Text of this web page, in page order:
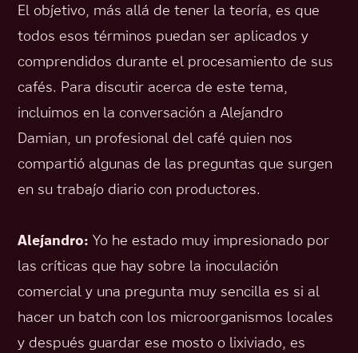
El objetivo, más allá de tener la teoría, es que
todos esos términos puedan ser aplicados y
comprendidos durante el procesamiento de sus
cafés. Para discutir acerca de este tema,
incluimos en la conversación a Alejandro
Damian, un profesional del café quien nos
compartió algunas de las preguntas que surgen
en su trabajo diario con productores.
Alejandro: Yo he estado muy impresionado por
las críticas que hay sobre la inoculación
comercial y una pregunta muy sencilla es si al
hacer un batch con los microorganismos locales
y después guardar ese mosto o lixiviado, es